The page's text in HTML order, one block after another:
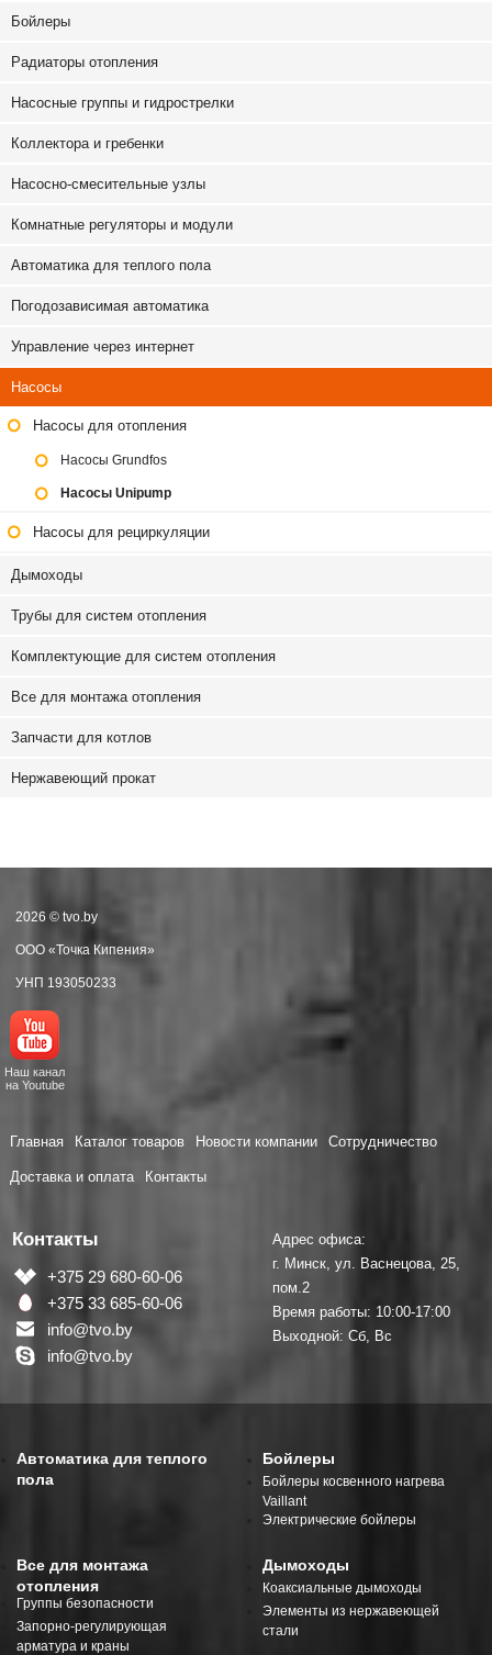
Бойлеры
Радиаторы отопления
Насосные группы и гидрострелки
Коллектора и гребенки
Насосно-смесительные узлы
Комнатные регуляторы и модули
Автоматика для теплого пола
Погодозависимая автоматика
Управление через интернет
Насосы
Насосы для отопления
Насосы Grundfos
Насосы Unipump
Насосы для рециркуляции
Дымоходы
Трубы для систем отопления
Комплектующие для систем отопления
Все для монтажа отопления
Запчасти для котлов
Нержавеющий прокат
2026 © tvo.by
ООО «Точка Кипения»
УНП 193050233
Наш канал
на Youtube
Главная Каталог товаров Новости компании Сотрудничество
Доставка и оплата Контакты
Контакты
+375 29 680-60-06
+375 33 685-60-06
info@tvo.by
info@tvo.by
Адрес офиса:
г. Минск, ул. Васнецова, 25,
пом.2
Время работы: 10:00-17:00
Выходной: Сб, Вс
Автоматика для теплого
пола
Бойлеры
Бойлеры косвенного нагрева
Vaillant
Электрические бойлеры
Все для монтажа
отопления
Группы безопасности
Запорно-регулирующая
арматура и краны
Дымоходы
Коаксиальные дымоходы
Элементы из нержавеющей
стали